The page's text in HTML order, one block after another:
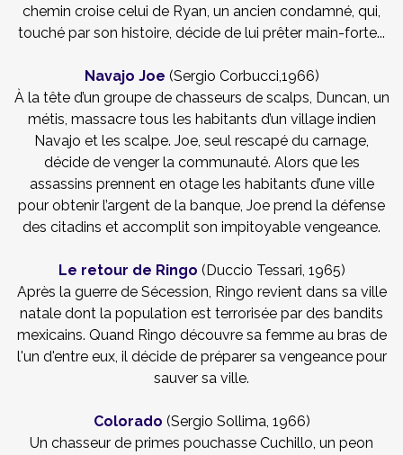
chemin croise celui de Ryan, un ancien condamné, qui,
touché par son histoire, décide de lui prêter main-forte...
Navajo Joe (Sergio Corbucci,1966)
À la tête d’un groupe de chasseurs de scalps, Duncan, un
métis, massacre tous les habitants d’un village indien
Navajo et les scalpe. Joe, seul rescapé du carnage,
décide de venger la communauté. Alors que les
assassins prennent en otage les habitants d’une ville
pour obtenir l’argent de la banque, Joe prend la défense
des citadins et accomplit son impitoyable vengeance.
Le retour de Ringo (Duccio Tessari, 1965)
Après la guerre de Sécession, Ringo revient dans sa ville
natale dont la population est terrorisée par des bandits
mexicains. Quand Ringo découvre sa femme au bras de
l'un d'entre eux, il décide de préparer sa vengeance pour
sauver sa ville.
Colorado (Sergio Sollima, 1966)
Un chasseur de primes pouchasse Cuchillo, un peon